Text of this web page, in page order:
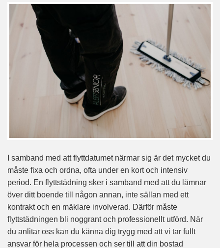
I samband med att flyttdatumet närmar sig är det mycket du
måste fixa och ordna, ofta under en kort och intensiv
period. En flyttstädning sker i samband med att du lämnar
över ditt boende till någon annan, inte sällan med ett
kontrakt och en mäklare involverad. Därför måste
flyttstädningen bli noggrant och professionellt utförd. När
du anlitar oss kan du känna dig trygg med att vi tar fullt
ansvar för hela processen och ser till att din bostad